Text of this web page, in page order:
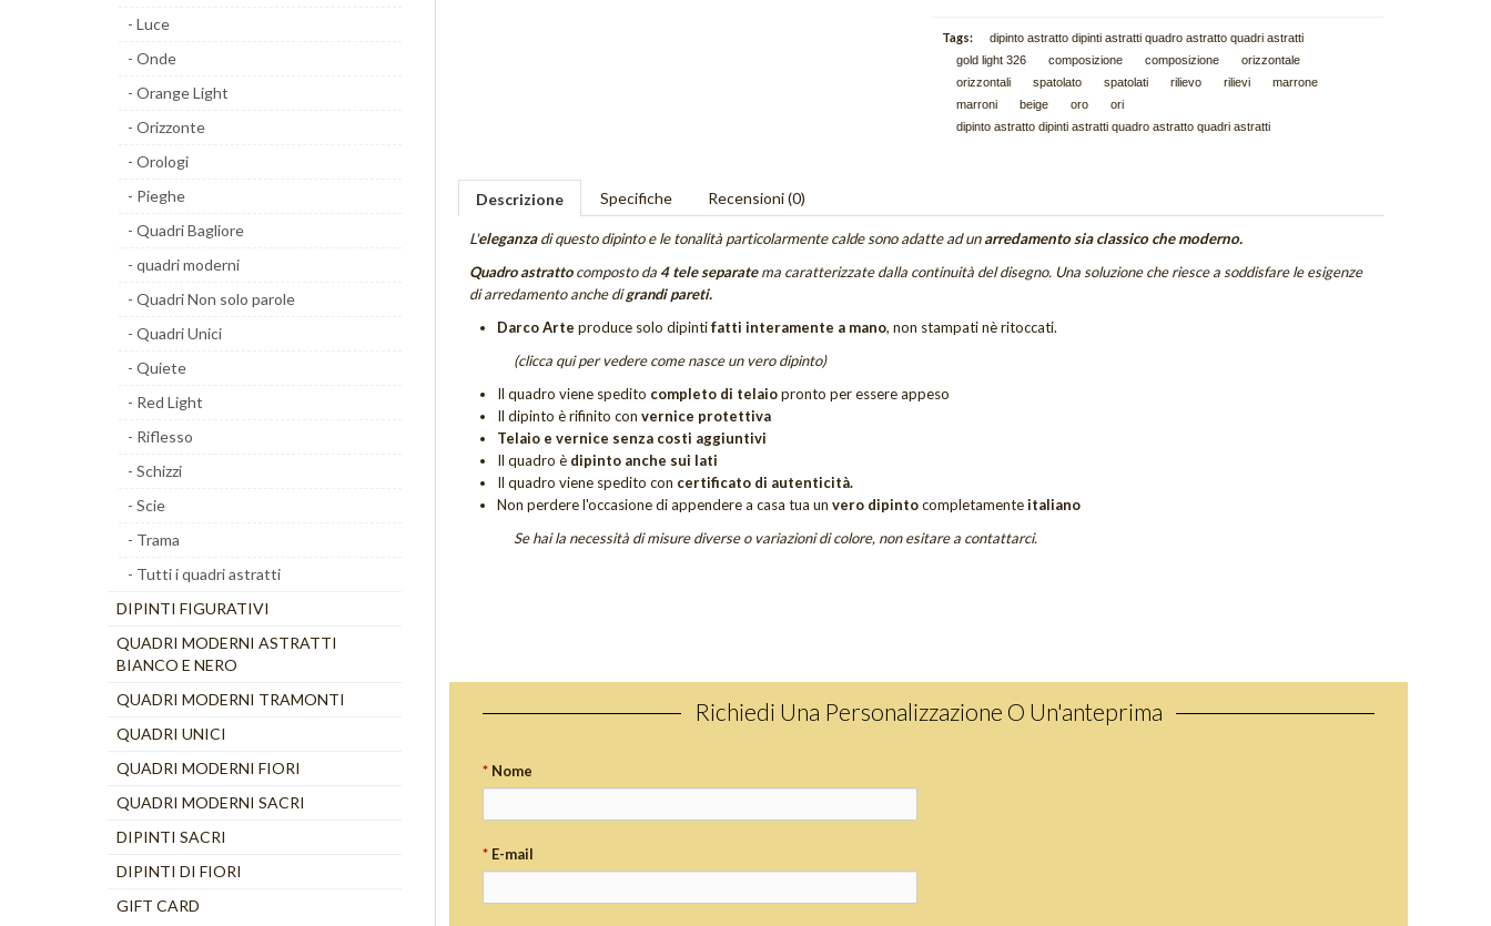
- Luce
- Onde
- Orange Light
- Orizzonte
- Orologi
- Pieghe
- Quadri Bagliore
- quadri moderni
- Quadri Non solo parole
- Quadri Unici
- Quiete
- Red Light
- Riflesso
- Schizzi
- Scie
- Trama
- Tutti i quadri astratti
DIPINTI FIGURATIVI
QUADRI MODERNI ASTRATTI
BIANCO E NERO
QUADRI MODERNI TRAMONTI
QUADRI UNICI
QUADRI MODERNI FIORI
QUADRI MODERNI SACRI
DIPINTI SACRI
DIPINTI DI FIORI
GIFT CARD
Tags:
dipinto astratto dipinti astratti quadro astratto quadri astratti
gold light 326
composizione composizione
orizzontale
orizzontali
spatolato spatolati rilievo rilievi
marrone
marroni
beige oro
ori
dipinto astratto dipinti astratti quadro astratto quadri astratti
Descrizione Specifiche Recensioni (0)
L'eleganzadi questo dipinto e le tonalità particolarmente calde sono adatte ad unarredamento sia classico che moderno.
Quadro astrattocomposto da 4tele separatema caratterizzate dalla continuità del disegno. Una soluzione che riesce a soddisfare le esigenze
di arredamento anche digrandi pareti.
Darco Arte produce solo dipintifatti interamente a mano, non stampati nè ritoccati.
(clicca qui per vedere come nasce un vero dipinto)
Il quadro viene spedito completo di telaiopronto per essere appeso
Il dipinto è rifinito con vernice protettiva
Telaio e vernice senza costi aggiuntivi
Il quadro è dipinto anche sui lati
Il quadro viene spedito con certificato di autenticità.
Non perderel'occasione di appendere a casa tua un vero dipintocompletamenteitaliano
Se hai la necessità di misure diverse o variazioni di colore, non esitare a contattarci.
Richiedi Una Personalizzazione O Un'anteprima
* Nome
* E-mail